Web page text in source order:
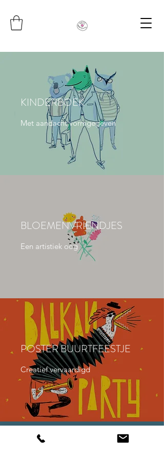
KINDERBOEK
Met aandacht vormgegeven
BLOEMENVRIENDJES
Een artistiek oog
POSTER BUURTFEESTJE
Creatief vervaardigd